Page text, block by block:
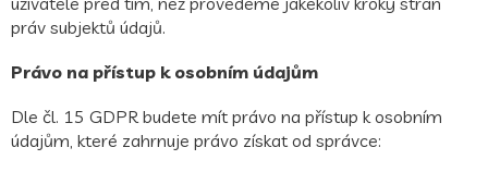
práv subjektů údajů.
Právo na přístup k osobním údajům
Dle čl. 15 GDPR budete mít právo na přístup k osobním
údajům, které zahrnuje právo získat od správce: